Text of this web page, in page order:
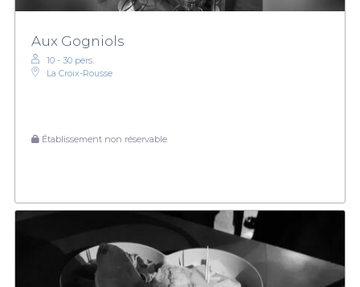
Aux Gogniols
10 - 30 pers.
La Croix-Rousse
Établissement non réservable